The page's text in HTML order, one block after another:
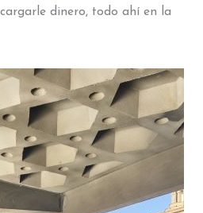
dinero, todo ahí en la